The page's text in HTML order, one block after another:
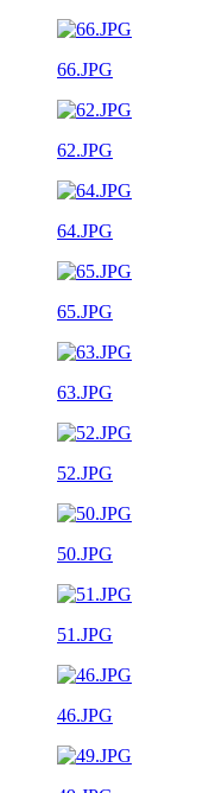
66.JPG
62.JPG
64.JPG
65.JPG
63.JPG
52.JPG
50.JPG
51.JPG
46.JPG